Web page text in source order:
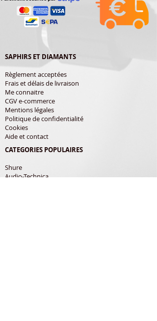
SAPHIRS ET DIAMANTS
Règlement acceptées
Frais et délais de livraison
Me connaitre
CGV e-commerce
Mentions légales
Politique de confidentialité
Cookies
Aide et contact
CATEGORIES POPULAIRES
Shure
Audio-Technica